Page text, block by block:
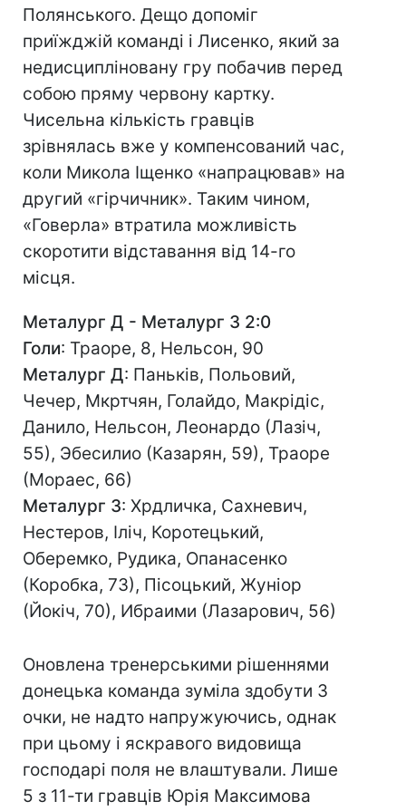
Полянського. Дещо допоміг
приїжджій команді і Лисенко, який за
недисципліновану гру побачив перед
собою пряму червону картку.
Чисельна кількість гравців
зрівнялась вже у компенсований час,
коли Микола Іщенко «напрацював» на
другий «гірчичник». Таким чином,
«Говерла» втратила можливість
скоротити відставання від 14-го
місця.
Металург Д - Металург З 2:0
Голи: Траоре, 8, Нельсон, 90
Металург Д: Паньків, Польовий,
Чечер, Мкртчян, Голайдо, Макрідіс,
Данило, Нельсон, Леонардо (Лазіч,
55), Эбесилио (Казарян, 59), Траоре
(Мораес, 66)
Металург З: Хрдличка, Сахневич,
Нестеров, Іліч, Коротецький,
Оберемко, Рудика, Опанасенко
(Коробка, 73), Пісоцький, Жуніор
(Йокіч, 70), Ибраими (Лазарович, 56)
Оновлена тренерськими рішеннями
донецька команда зуміла здобути 3
очки, не надто напружуючись, однак
при цьому і яскравого видовища
господарі поля не влаштували. Лише
5 з 11-ти гравців Юрія Максимова